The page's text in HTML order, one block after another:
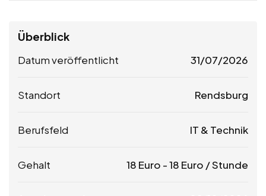
Überblick
Datum veröffentlicht 31/07/2026
Standort Rendsburg
Berufsfeld IT & Technik
Gehalt 18 Euro -18 Euro / Stunde